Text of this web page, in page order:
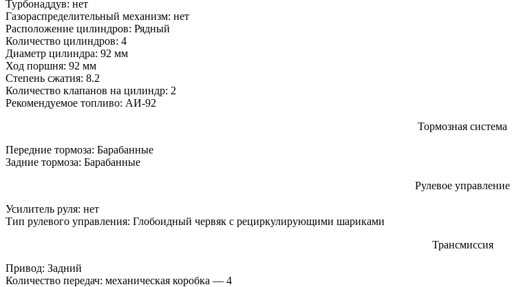
Турбонаддув: нет
Газораспределительный механизм: нет
Расположение цилиндров: Рядный
Количество цилиндров: 4
Диаметр цилиндра: 92 мм
Ход поршня: 92 мм
Степень сжатия: 8.2
Количество клапанов на цилиндр: 2
Рекомендуемое топливо: АИ-92
Тормозная система
Передние тормоза: Барабанные
Задние тормоза: Барабанные
Рулевое управление
Усилитель руля: нет
Тип рулевого управления: Глобоидный червяк с рециркулирующими шариками
Трансмиссия
Привод: Задний
Количество передач: механическая коробка — 4